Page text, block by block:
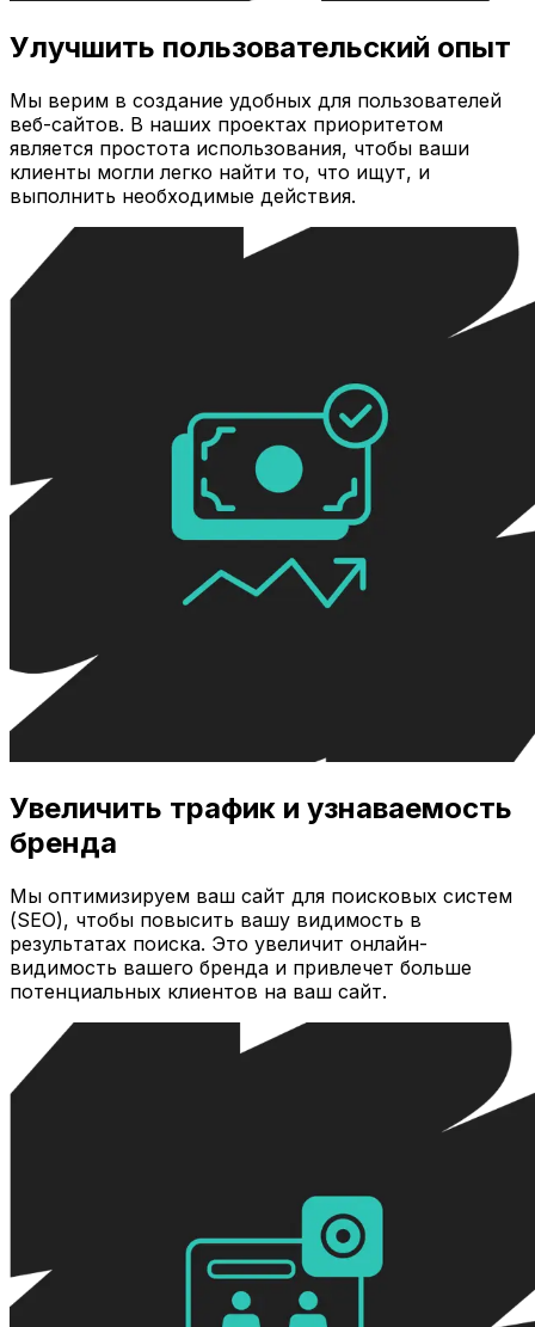
Улучшить пользовательский опыт
Мы верим в создание удобных для пользователей
веб-сайтов. В наших проектах приоритетом
является простота использования, чтобы ваши
клиенты могли легко найти то, что ищут, и
выполнить необходимые действия.
Увеличить трафик и узнаваемость
бренда
Мы оптимизируем ваш сайт для поисковых систем
(SEO), чтобы повысить вашу видимость в
результатах поиска. Это увеличит онлайн-
видимость вашего бренда и привлечет больше
потенциальных клиентов на ваш сайт.